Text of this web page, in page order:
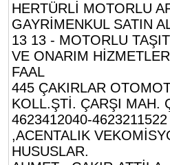
HERTÜRLİ MOTORLU
GAYRİMENKUL SATIN
13 13 - MOTORLU
VE ONARIM
FAAL
445 ÇAKIRLAR
KOLL.ŞTİ. ÇARŞI MAH.
4623412040-
,ACENTALIK
HUSUSLAR.